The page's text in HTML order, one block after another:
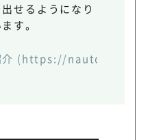
せるようになり
す。
(https://nauto.jp/